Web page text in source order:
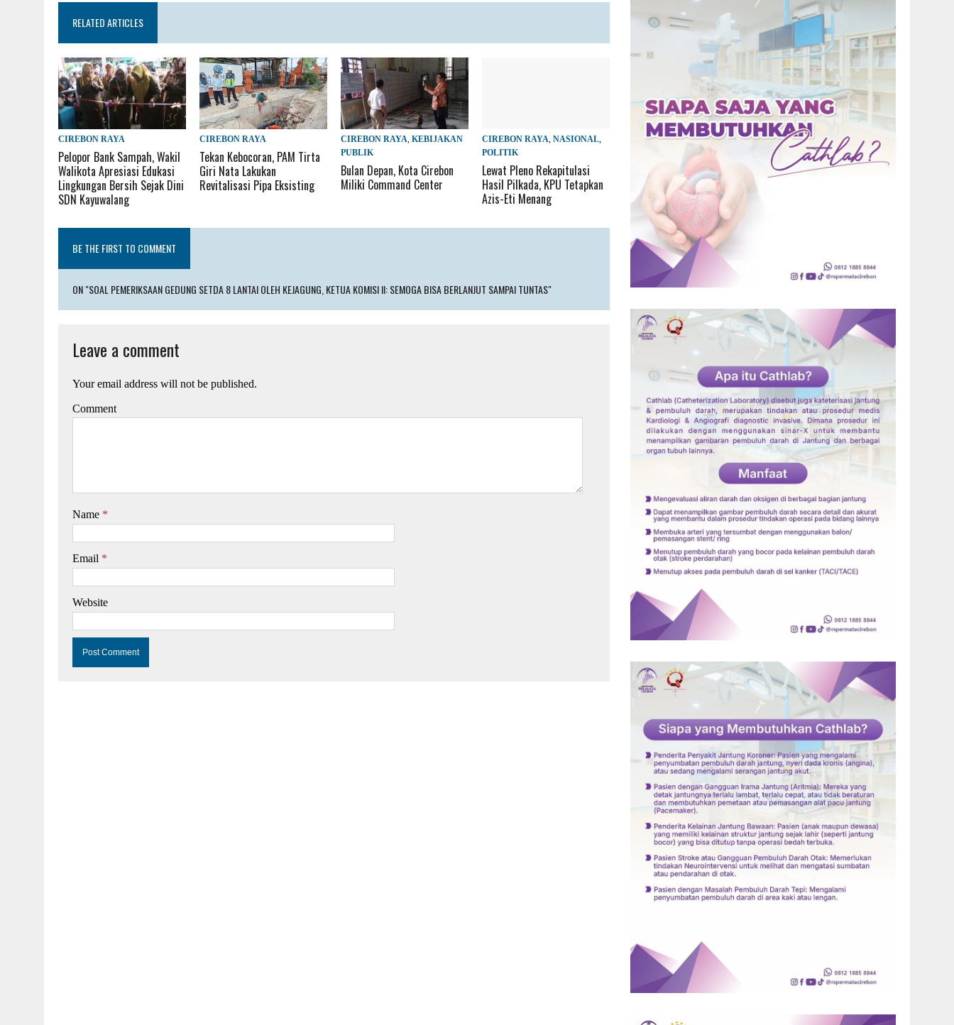
RELATED ARTICLES
CIREBON RAYA
Pelopor Bank Sampah, Wakil
Walikota Apresiasi Edukasi
Lingkungan Bersih Sejak Dini
SDN Kayuwalang
CIREBON RAYA
Tekan Kebocoran, PAM Tirta
Giri Nata Lakukan
Revitalisasi Pipa Eksisting
CIREBON RAYA,KEBIJAKAN
PUBLIK
Bulan Depan, Kota Cirebon
Miliki Command Center
CIREBON RAYA,NASIONAL,
POLITIK
Lewat Pleno Rekapitulasi
Hasil Pilkada, KPU Tetapkan
Azis-Eti Menang
BE THE FIRST TO COMMENT
ON "SOAL PEMERIKSAAN GEDUNG SETDA 8 LANTAI OLEH KEJAGUNG, KETUA KOMISI II: SEMOGA BISA BERLANJUT SAMPAI TUNTAS"
Leave a comment
Your email address will not be published.
Comment
Name *
Email *
Website